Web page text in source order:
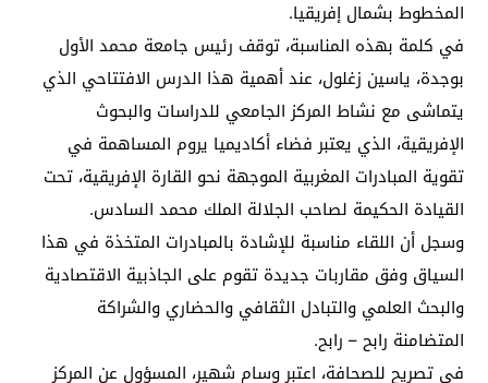
المخطوط بشمال إفريقيا.
في كلمة بهذه المناسبة، توقف رئيس جامعة محمد الأول
بوجدة، ياسين زغلول، عند أهمية هذا الدرس الافتتاحي الذي
يتماشى مع نشاط المركز الجامعي للدراسات والبحوث
الإفريقية، الذي يعتبر فضاء أكاديميا يروم المساهمة في
تقوية المبادرات المغربية الموجهة نحو القارة الإفريقية، تحت
القيادة الحكيمة لصاحب الجلالة الملك محمد السادس.
وسجل أن اللقاء مناسبة للإشادة بالمبادرات المتخذة في هذا
السياق وفق مقاربات جديدة تقوم على الجاذبية الاقتصادية
والبحث العلمي والتبادل الثقافي والحضاري والشراكة
المتضامنة رابح – رابح.
في تصريح للصحافة، اعتبر وسام شهير، المسؤول عن المركز